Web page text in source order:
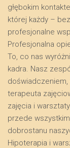
głębokim
której każdy –
profesjonalne
​Profesjonalna
​To, co nas
kadra. Nasz
terapeuta
zajęcia i
przede
dobrostanu
​Hipoterapia i